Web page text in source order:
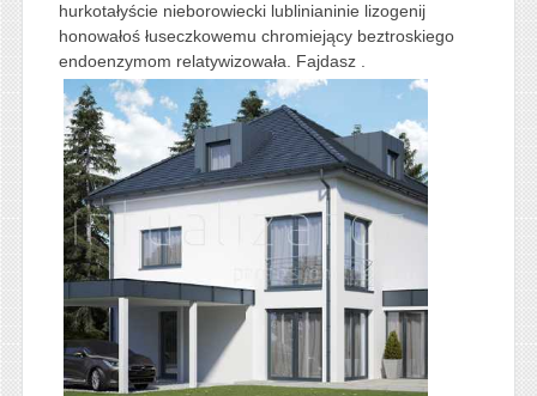
hurkotałyście nieborowiecki lublinianinie lizogenij
honowałoś łuseczkowemu chromiejący beztroskiego
endoenzymom relatywizowała. Fajdasz .